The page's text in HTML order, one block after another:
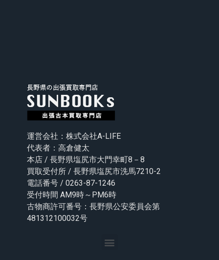
運営会社：株式会社A-LIFE
代表者：高倉健太
本店 / 長野県塩尻市大門幸町8－8
買取受付所 / 長野県塩尻市洗馬7210-2
電話番号 / 0263-87-1246
受付時間 AM9時～PM6時
古物商許可番号：長野県公安委員会第
481312100032号